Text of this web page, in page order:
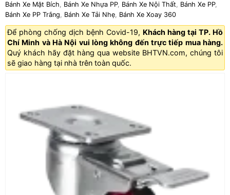
Bánh Xe Mặt Bích, Bánh Xe Nhựa PP, Bánh Xe Nội Thất, Bánh Xe PP,
Bánh Xe PP Trắng, Bánh Xe Tải Nhẹ, Bánh Xe Xoay 360
Để phòng chống dịch bệnh Covid-19, Khách hàng tại TP. Hồ
Chí Minh và Hà Nội vui lòng không đến trực tiếp mua hàng.
Quý khách hãy đặt hàng qua website BHTVN.com, chúng tôi
sẽ giao hàng tại nhà trên toàn quốc.